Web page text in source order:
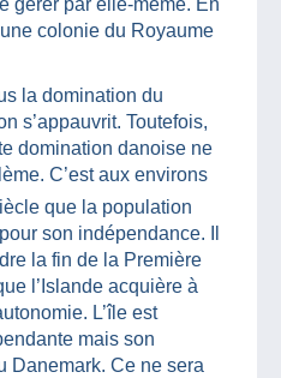
colonie du Royaume
la domination du
s’appauvrit. Toutefois,
domination danoise ne
C’est aux environs
que la population
son indépendance. Il
la fin de la Première
l’Islande acquière à
L’île est
mais son
Danemark. Ce ne sera